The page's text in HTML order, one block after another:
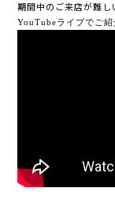
期間中のご来店が難
YouTubeライブでご紹